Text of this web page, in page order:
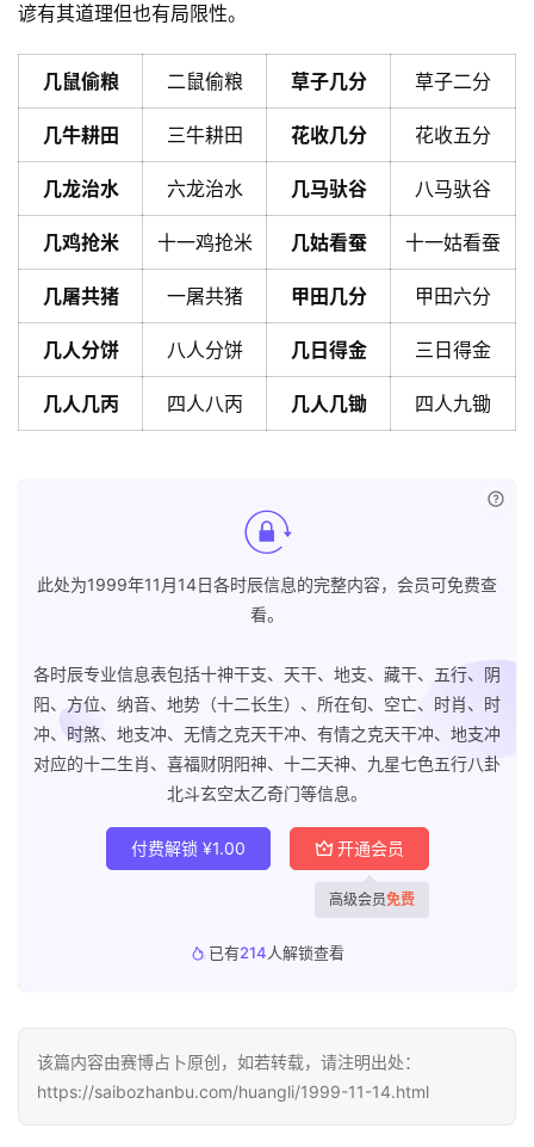
谚有其道理但也有局限性。
几鼠偷粮 二鼠偷粮 草子几分 草子二分
几牛耕田 三牛耕田 花收几分 花收五分
几龙治水 六龙治水 几马驮谷 八马驮谷
几鸡抢米 十一鸡抢米 几姑看蚕 十一姑看蚕
几屠共猪 一屠共猪 甲田几分 甲田六分
几人分饼 八人分饼 几日得金 三日得金
几人几丙 四人八丙 几人几锄 四人九锄
此处为1999年11月14日各时辰信息的完整内容，会员可免费查
看。
各时辰专业信息表包括十神干支、天干、地支、藏干、五行、阴
阳、方位、纳音、地势（十二长生）、所在旬、空亡、时肖、时
冲、时煞、地支冲、无情之克天干冲、有情之克天干冲、地支冲
对应的十二生肖、喜福财阴阳神、十二天神、九星七色五行八卦
北斗玄空太乙奇门等信息。
付费解锁 ¥1.00 开通会员
高级会员免费
已有214人解锁查看
该篇内容由赛博占卜原创，如若转载，请注明出处：
https://saibozhanbu.com/huangli/1999-11-14.html